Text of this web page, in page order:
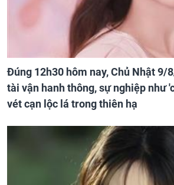
Đúng 12h30 hôm nay, Chủ Nhật 9/
tài vận hanh thông, sự nghiệp như
vét cạn lộc lá trong thiên hạ